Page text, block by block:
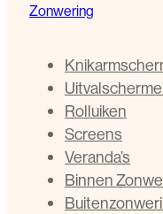
Zonwering
Rolluiken
Screens
Veranda’s
Binnen